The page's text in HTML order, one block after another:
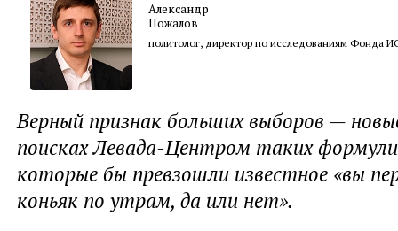
Александр
Пожалов
политолог, директор по исследованиям Фонда
Верный признак больших выборов —
поисках Левада-Центром таких
которые бы превзошли известное «вы
коньяк по утрам, да или нет».